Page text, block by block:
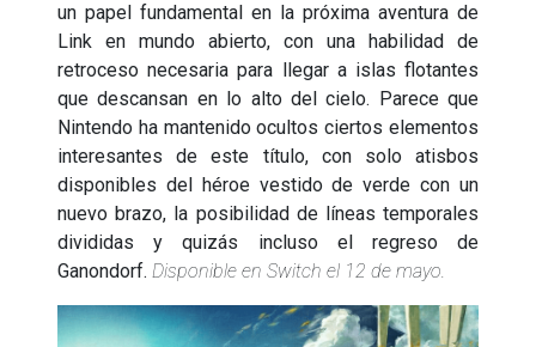
un papel fundamental en la próxima aventura de
Link en mundo abierto, con una habilidad de
retroceso necesaria para llegar a islas flotantes
que descansan en lo alto del cielo. Parece que
Nintendo ha mantenido ocultos ciertos elementos
interesantes de este título, con solo atisbos
disponibles del héroe vestido de verde con un
nuevo brazo, la posibilidad de líneas temporales
divididas y quizás incluso el regreso de
Ganondorf. Disponible en Switch el 12 de mayo.